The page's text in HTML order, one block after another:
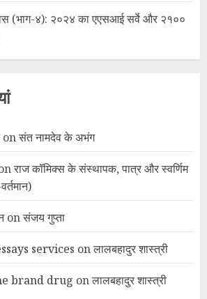
(भाग-४): २०२४ का एएसआई सर्वे और २१००
onसंत नामदेव के अभंग
राज कॉमिक्स के संस्थापक, पात्र और स्वर्णिम
onसंजय गुप्ता
services onलालबहादुर शास्त्री
brand drug onलालबहादुर शास्त्री